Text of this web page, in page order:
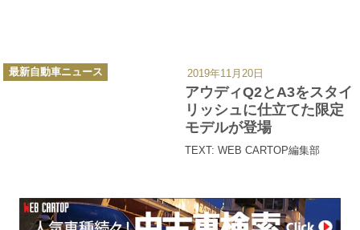
アウディQ2とA3をスタイ
リッシュに仕立てた限定
モデルが登場
TEXT: WEB CARTOP編集部
カ
テ
最新自動車ニュース 2019年11月20日